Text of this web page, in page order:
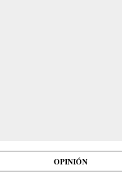
OPINIÓN